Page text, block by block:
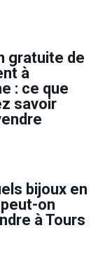
gratuite de
à
: ce que
savoir
bijoux en
on
à Tours